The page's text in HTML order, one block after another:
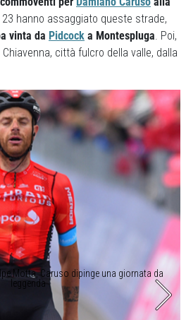
hanno assaggiato queste strade,
vinta da Pidcock a Montespluga. Poi,
Chiavenna, città fulcro della valle, dalla
Motta, Caruso dipinge una giornata da
leggenda